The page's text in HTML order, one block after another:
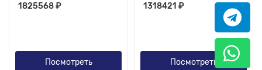
1825568 ₽
Посмотреть
1318421 ₽
Посмотреть